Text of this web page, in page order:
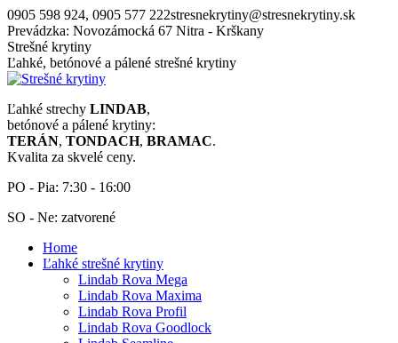
Skip
to
content
0905 598 924, 0905 577 222stresnekrytiny@stresnekrytiny.sk
Prevádzka: Novozámocká 67 Nitra - Krškany
Strešné krytiny
Ľahké, betónové a pálené strešné krytiny
Ľahké strechy LINDAB,
betónové a pálené krytiny:
TERÁN, TONDACH, BRAMAC.
Kvalita za skvelé ceny.
PO - Pia: 7:30 - 16:00
SO - Ne: zatvorené
Home
Ľahké strešné krytiny
Lindab Rova Mega
Lindab Rova Maxima
Lindab Rova Profil
Lindab Rova Goodlock